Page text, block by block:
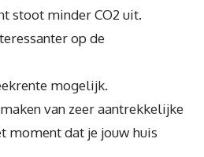
stoot minder CO2 uit.
op de
mogelijk.
van zeer aantrekkelijke
moment dat je jouw huis